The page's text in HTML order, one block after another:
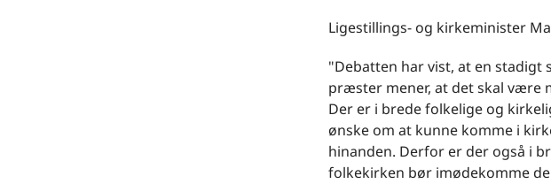
Ligestillings- og kirkeminister
"Debatten har vist, at en stadigt
præster mener, at det skal være
Der er i brede folkelige og
ønske om at kunne komme i
hinanden. Derfor er der også i
folkekirken bør imødekomme